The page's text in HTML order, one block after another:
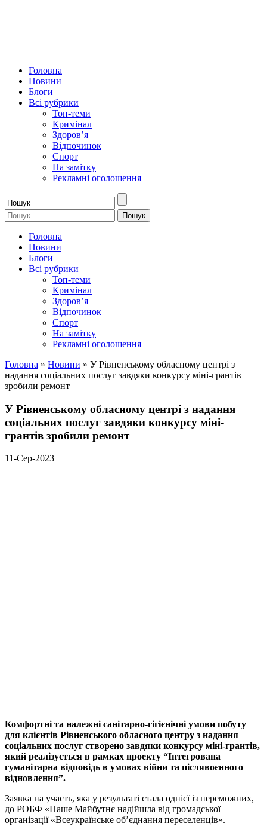
Головна
Новини
Блоги
Всі рубрики
Топ-теми
Кримінал
Здоров’я
Відпочинок
Спорт
На замітку
Рекламні оголошення
Головна
Новини
Блоги
Всі рубрики
Топ-теми
Кримінал
Здоров’я
Відпочинок
Спорт
На замітку
Рекламні оголошення
Головна » Новини » У Рівненському обласному центрі з
надання соціальних послуг завдяки конкурсу міні-грантів
зробили ремонт
У Рівненському обласному центрі з надання
соціальних послуг завдяки конкурсу міні-
грантів зробили ремонт
11-Сер-2023
Комфортні та належні санітарно-гігієнічні умови побуту
для клієнтів Рівненського обласного центру з надання
соціальних послуг створено завдяки конкурсу міні-грантів,
який реалізується в рамках проекту “Інтегрована
гуманітарна відповідь в умовах війни та післявоєнного
відновлення”.
Заявка на участь, яка у результаті стала однієї із переможних,
до РОБФ «Наше Майбутнє надійшла від громадської
організації «Всеукраїнське об’єднання переселенців».